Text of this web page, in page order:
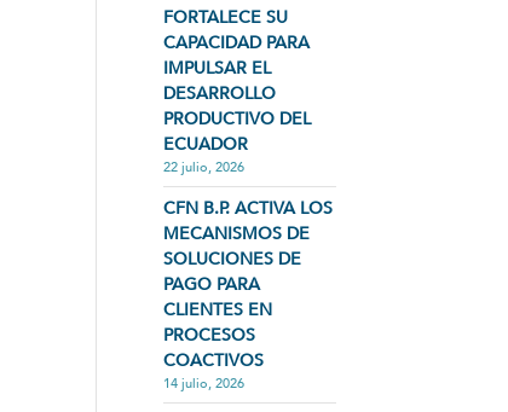
FORTALECE SU
CAPACIDAD PARA
IMPULSAR EL
DESARROLLO
PRODUCTIVO DEL
ECUADOR
22 julio, 2026
CFN B.P. ACTIVA LOS
MECANISMOS DE
SOLUCIONES DE
PAGO PARA
CLIENTES EN
PROCESOS
COACTIVOS
14 julio, 2026